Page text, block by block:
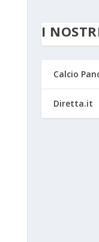
I
Calcio
Diretta.it